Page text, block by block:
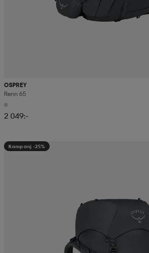
OSPREY
Renn 65
2 049:-
Kampanj -25%